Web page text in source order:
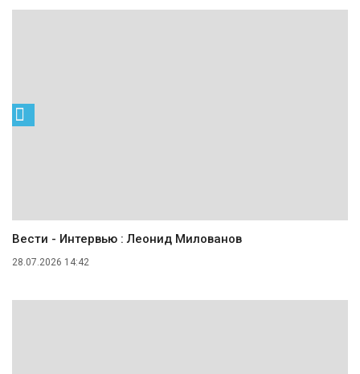
Вести - Интервью : Леонид Милованов
28.07.2026 14:42